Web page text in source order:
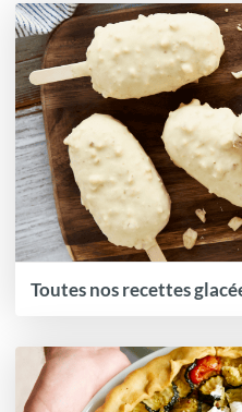
Toutes nos recettes